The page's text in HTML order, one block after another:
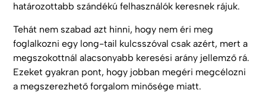
határozottabb szándékú felhasználók keresnek rájuk.
Tehát nem szabad azt hinni, hogy nem éri meg
foglalkozni egy long-tail kulcsszóval csak azért, mert a
megszokottnál alacsonyabb keresési arány jellemző rá.
Ezeket gyakran pont, hogy jobban megéri megcélozni
a megszerezhető forgalom minősége miatt.